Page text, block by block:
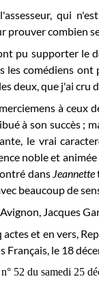
qui
prouver combien
pu supporter le
les comédiens
deux, que j'ai cru
à ceux
à son succès ;
le vrai
noble et
dans Jeannette
beaucoup de
Jacques
actes et en vers,
le 18
52 du samedi 25